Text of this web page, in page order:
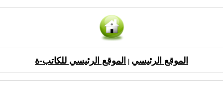
الموقع الرئيسي الموقع الرئيسي للكاتب-ة